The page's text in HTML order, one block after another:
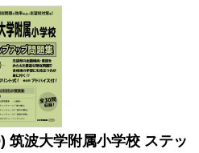
筑波大学附属小学校 ステッ